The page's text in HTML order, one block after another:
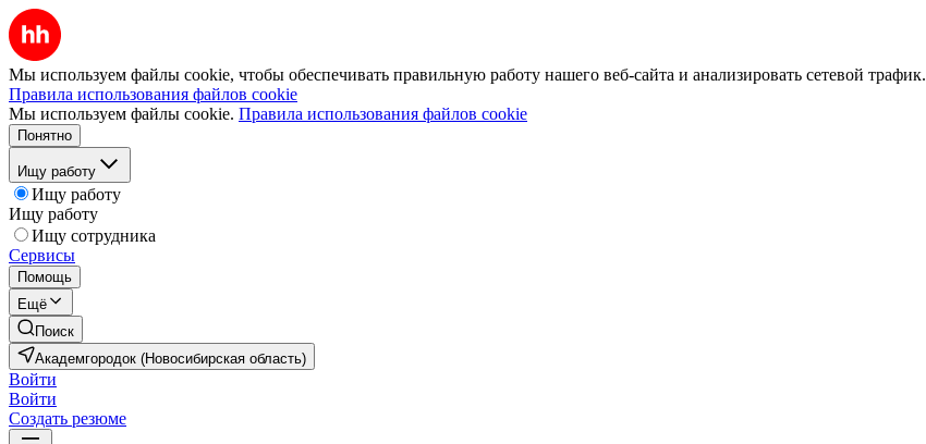
Мы используем файлы cookie, чтобы обеспечивать правильную работу нашего веб-сайта и анализировать сетевой трафик.
Правила использования файлов cookie
Мы используем файлы cookie. Правила использования файлов cookie
Понятно
Ищу работу
Ищу работу
Ищу работу
Ищу сотрудника
Сервисы
Помощь
Ещё
Поиск
Академгородок (Новосибирская область)
Войти
Войти
Создать резюме